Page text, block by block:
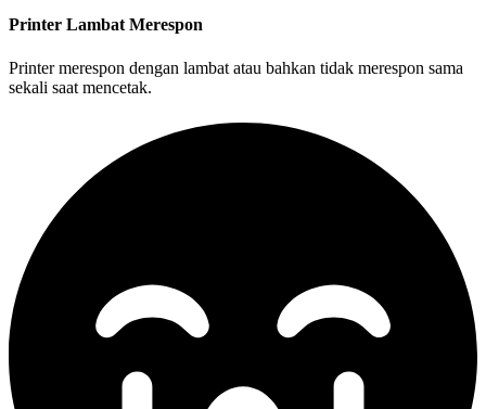
Printer Lambat Merespon
Printer merespon dengan lambat atau bahkan tidak merespon sama
sekali saat mencetak.